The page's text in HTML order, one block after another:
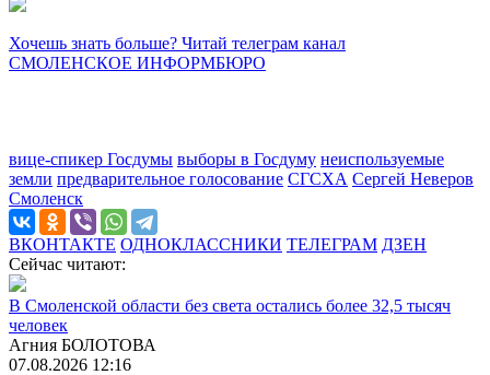
Хочешь знать больше? Читай телеграм канал
СМОЛЕНСКОЕ ИНФОРМБЮРО
вице-спикер Госдумы выборы в Госдуму неиспользуемые
земли предварительное голосование СГСХА Сергей Неверов
Смоленск
ВКОНТАКТЕ ОДНОКЛАССНИКИ ТЕЛЕГРАМ ДЗЕН
Сейчас читают:
В Смоленской области без света остались более 32,5 тысяч
человек
Агния БОЛОТОВА
07.08.2026 12:16